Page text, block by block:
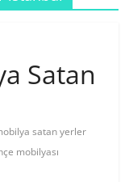
Satan
satan yerler
mobilyası